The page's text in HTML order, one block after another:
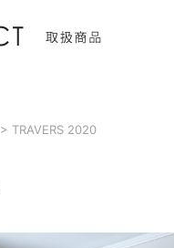
> TRAVERS 2020